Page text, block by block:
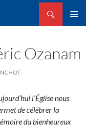
Ozanam
l’Église nous
de célébrer la
du bienheureux